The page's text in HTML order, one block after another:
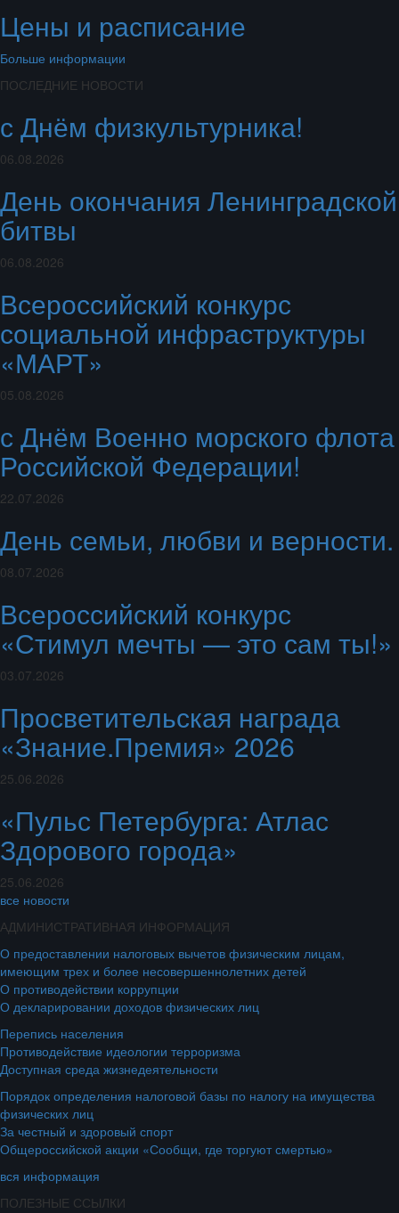
Цены и расписание
Больше информации
ПОСЛЕДНИЕ НОВОСТИ
с Днём физкультурника!
06.08.2026
День окончания Ленинградской
битвы
06.08.2026
Всероссийский конкурс
социальной инфраструктуры
«МАРТ»
05.08.2026
с Днём Военно морского флота
Российской Федерации!
22.07.2026
День семьи, любви и верности.
08.07.2026
Всероссийский конкурс
«Стимул мечты — это сам ты!»
03.07.2026
Просветительская награда
«Знание.Премия» 2026
25.06.2026
«Пульс Петербурга: Атлас
Здорового города»
25.06.2026
все новости
АДМИНИСТРАТИВНАЯ ИНФОРМАЦИЯ
О предоставлении налоговых вычетов физическим лицам,
имеющим трех и более несовершеннолетних детей
О противодействии коррупции
О декларировании доходов физических лиц
Перепись населения
Противодействие идеологии терроризма
Доступная среда жизнедеятельности
Порядок определения налоговой базы по налогу на имущества
физических лиц
За честный и здоровый спорт
Общероссийской акции «Сообщи, где торгуют смертью»
вся информация
ПОЛЕЗНЫЕ ССЫЛКИ